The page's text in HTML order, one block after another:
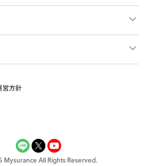
営方針
Mysurance All Rights Reserved.